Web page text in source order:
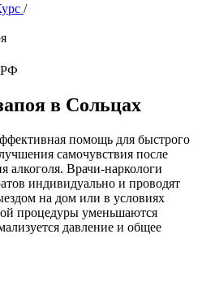
/
РФ
в Сольцах
помощь для быстрого
самочувствия после
алкоголя. Врачи-наркологи
индивидуально и проводят
на дом или в условиях
процедуры уменьшаются
давление и общее